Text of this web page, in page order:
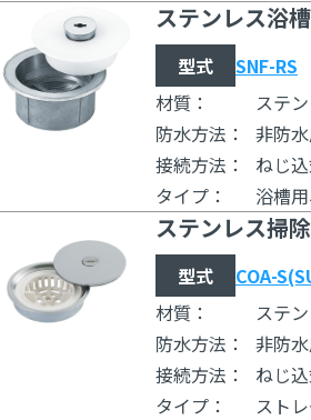
ステンレス浴
型式
SNF-RS
材質：
ステ
防水方法：
非防
接続方法：
ねじ
タイプ：
浴槽
ステンレス掃
型式
COA-
材質：
ステ
防水方法：
非防
接続方法：
ねじ
タイプ：
スト